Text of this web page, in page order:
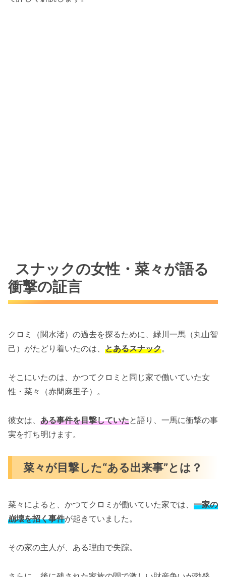
スナックの女性・菜々が語る
衝撃の証言
クロミ（関水渚）の過去を探るために、緑川一馬（丸山智
己）がたどり着いたのは、 とあるスナック。
そこにいたのは、かつてクロミと同じ家で働いていた女
性・菜々（赤間麻里子）。
彼女は、 ある事件を目撃していたと語り、一馬に衝撃の事
実を打ち明けます。
菜々が目撃した“ある出来事”とは？
菜々によると、かつてクロミが働いていた家では、 一家の
崩壊を招く事件が起きていました。
その家の主人が、ある理由で失踪。